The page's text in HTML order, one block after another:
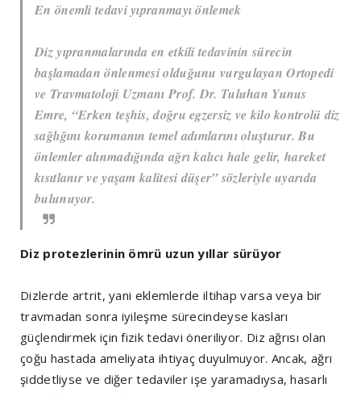
En önemli tedavi yıpranmayı önlemek
Diz yıpranmalarında en etkili tedavinin sürecin
başlamadan önlenmesi olduğunu vurgulayan Ortopedi
ve Travmatoloji Uzmanı Prof. Dr. Tuluhan Yunus
Emre, “Erken teşhis, doğru egzersiz ve kilo kontrolü diz
sağlığını korumanın temel adımlarını oluşturur. Bu
önlemler alınmadığında ağrı kalıcı hale gelir, hareket
kısıtlanır ve yaşam kalitesi düşer” sözleriyle uyarıda
bulunuyor.
Diz protezlerinin ömrü uzun yıllar sürüyor
Dizlerde artrit, yani eklemlerde iltihap varsa veya bir
travmadan sonra iyileşme sürecindeyse kasları
güçlendirmek için fizik tedavi öneriliyor. Diz ağrısı olan
çoğu hastada ameliyata ihtiyaç duyulmuyor. Ancak, ağrı
şiddetliyse ve diğer tedaviler işe yaramadıysa, hasarlı